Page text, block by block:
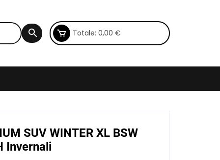
Totale: 0,00 €
SUV WINTER XL BSW
Invernali